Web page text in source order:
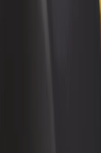
za brend